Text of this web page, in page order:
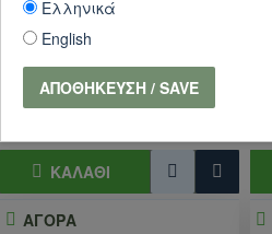
PENTAGON
ETERNITY
20,61€ 22,90€
ΚΑΛΆΘΙ
ΑΓΟΡΑ
Ελληνικά
English
ΑΠΟΘΉΚΕΥΣΗ / SAVE